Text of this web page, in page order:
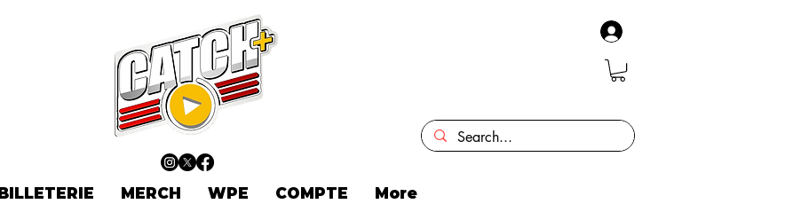
BILLETERIE MERCH WPE COMPTE More